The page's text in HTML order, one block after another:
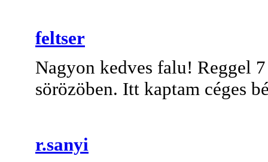
feltser
Nagyon kedves falu! Reggel
sörözöben. Itt kaptam céges
r.sanyi